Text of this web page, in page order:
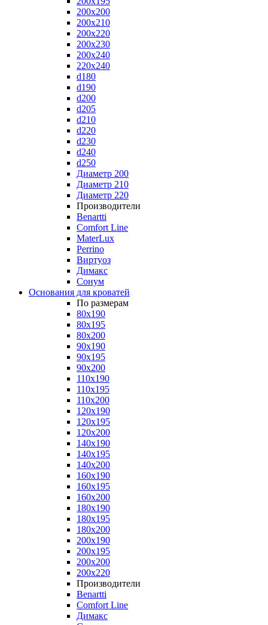
200x200
200x210
200x220
200x230
200x240
220x240
d180
d190
d200
d205
d210
d220
d230
d240
d250
Диаметр 200
Диаметр 210
Диаметр 220
Производители
Benartti
Comfort Line
MaterLux
Perrino
Виртуоз
Димакс
Сонум
Основания для кроватей
По размерам
80x190
80x195
80x200
90x190
90x195
90x200
110x190
110x195
110x200
120x190
120x195
120x200
140x190
140x195
140x200
160x190
160x195
160x200
180x190
180x195
180x200
200x190
200x195
200x200
200x220
Производители
Benartti
Comfort Line
Димакс